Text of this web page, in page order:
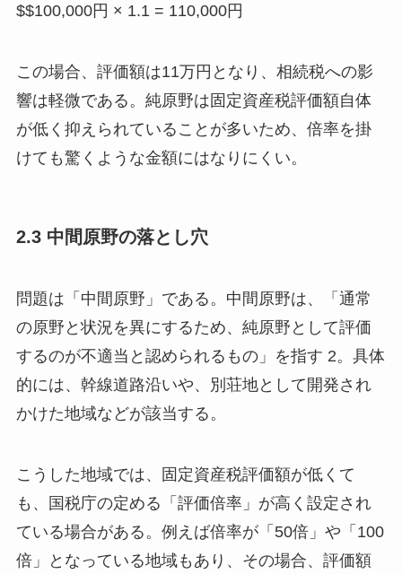
$$100,000円 × 1.1 = 110,000円
この場合、評価額は11万円となり、相続税への影
響は軽微である。純原野は固定資産税評価額自体
が低く抑えられていることが多いため、倍率を掛
けても驚くような金額にはなりにくい。
2.3 中間原野の落とし穴
問題は「中間原野」である。中間原野は、「通常
の原野と状況を異にするため、純原野として評価
するのが不適当と認められるもの」を指す 2。具体
的には、幹線道路沿いや、別荘地として開発され
かけた地域などが該当する。
こうした地域では、固定資産税評価額が低くて
も、国税庁の定める「評価倍率」が高く設定され
ている場合がある。例えば倍率が「50倍」や「100
倍」となっている地域もあり、その場合、評価額